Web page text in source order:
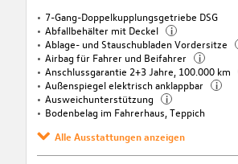
7-Gang-Doppelkupplungsgetriebe DSG
Abfallbehälter mit Deckel
i
Ablage- und Stauschubladen Vordersitze
Airbag für Fahrer und Beifahrer
i
Anschlussgarantie 2+3 Jahre, 100.000 km
Außenspiegel elektrisch anklappbar
i
Ausweichunterstützung i
Bodenbelag im Fahrerhaus, Teppich
Alle Ausstattungen anzeigen